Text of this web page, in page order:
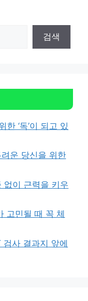
검색
‘독’이 되고 있
운 당신을 위한
없이 근력을 키우
고민될 때 꼭 체
검사 결과지 앞에